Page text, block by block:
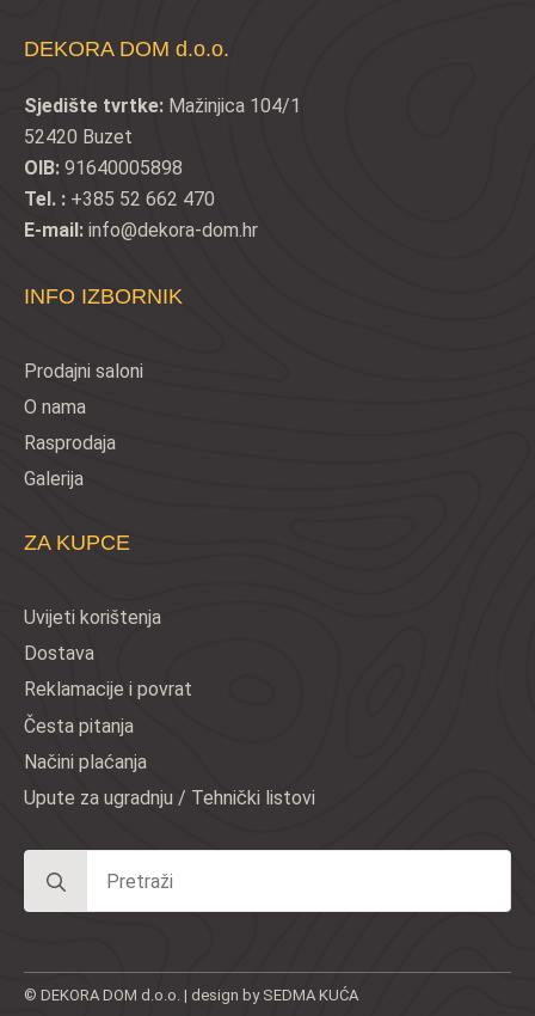
DEKORA DOM d.o.o.
Sjedište tvrtke: Mažinjica 104/1
52420 Buzet
OIB: 91640005898
Tel. : +385 52 662 470
E-mail: info@dekora-dom.hr
INFO IZBORNIK
Prodajni saloni
O nama
Rasprodaja
Galerija
ZA KUPCE
Uvijeti korištenja
Dostava
Reklamacije i povrat
Česta pitanja
Načini plaćanja
Upute za ugradnju / Tehnički listovi
for:
© DEKORA DOM d.o.o. | design by SEDMA KUĆA